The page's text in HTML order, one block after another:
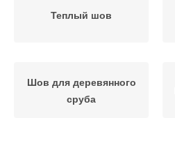
Теплый шов
Шов для деревянного
сруба